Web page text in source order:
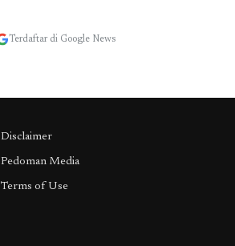
Terdaftar di Google News
Disclaimer
Pedoman Media
Terms of Use